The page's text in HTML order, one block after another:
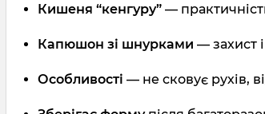
Кишеня “кенгуру” —
Капюшон зі шнурками — захист
Особливості — не сковує рухів,